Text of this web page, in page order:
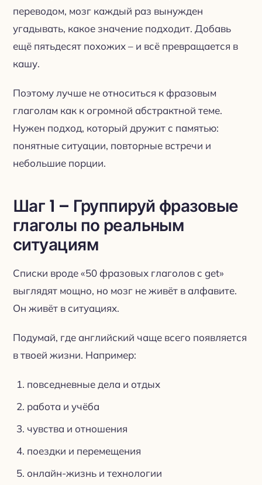
переводом, мозг каждый раз вынужден
угадывать, какое значение подходит. Добавь
ещё пятьдесят похожих – и всё превращается в
кашу.
Поэтому лучше не относиться к фразовым
глаголам как к огромной абстрактной теме.
Нужен подход, который дружит с памятью:
понятные ситуации, повторные встречи и
небольшие порции.
Шаг 1 – Группируй фразовые
глаголы по реальным
ситуациям
Списки вроде «50 фразовых глаголов с get»
выглядят мощно, но мозг не живёт в алфавите.
Он живёт в ситуациях.
Подумай, где английский чаще всего появляется
в твоей жизни. Например:
повседневные дела и отдых
работа и учёба
чувства и отношения
поездки и перемещения
онлайн-жизнь и технологии